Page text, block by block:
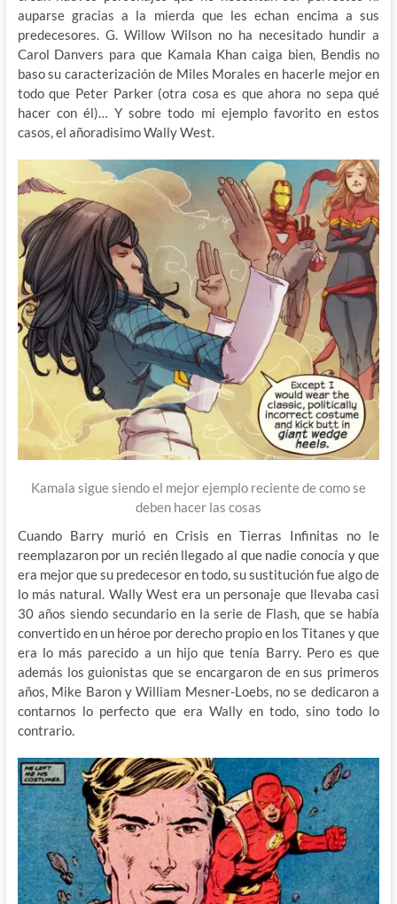
auparse gracias a la mierda que les echan encima a sus
predecesores. G. Willow Wilson no ha necesitado hundir a
Carol Danvers para que Kamala Khan caiga bien, Bendis no
baso su caracterización de Miles Morales en hacerle mejor en
todo que Peter Parker (otra cosa es que ahora no sepa qué
hacer con él)… Y sobre todo mi ejemplo favorito en estos
casos, el añoradisimo Wally West.
Kamala sigue siendo el mejor ejemplo reciente de como se
deben hacer las cosas
Cuando Barry murió en Crisis en Tierras Infinitas no le
reemplazaron por un recién llegado al que nadie conocía y que
era mejor que su predecesor en todo, su sustitución fue algo de
lo más natural. Wally West era un personaje que llevaba casi
30 años siendo secundario en la serie de Flash, que se había
convertido en un héroe por derecho propio en los Titanes y que
era lo más parecido a un hijo que tenía Barry. Pero es que
además los guionistas que se encargaron de en sus primeros
años, Mike Baron y William Mesner-Loebs, no se dedicaron a
contarnos lo perfecto que era Wally en todo, sino todo lo
contrario.